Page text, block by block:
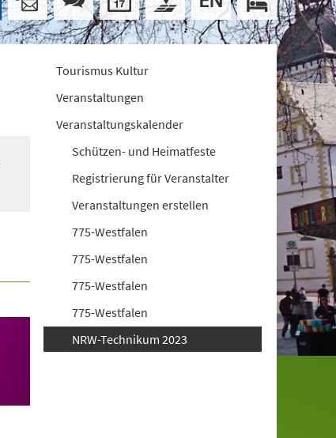
Tourismus Kultur
Veranstaltungen
Veranstaltungskalender
Schützen- und Heimatfeste
Registrierung für Veranstalter
Veranstaltungen erstellen
775-Westfalen
775-Westfalen
775-Westfalen
775-Westfalen
NRW-Technikum 2023